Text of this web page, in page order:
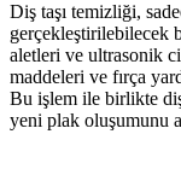
Diş taşı temizliği,
gerçekleştirilebilecek
aletleri ve ultrasonik
maddeleri ve fırça
Bu işlem ile birlikte
yeni plak oluşumunu